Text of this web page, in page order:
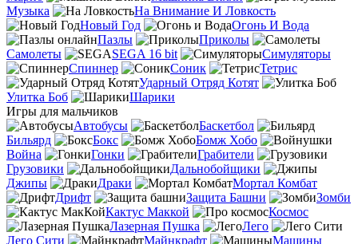
Музыка
На Внимание И Ловкость
Новый Год
Огонь И Вода
Пазлы
Приколы
Самолеты
SEGA 16 bit
Симуляторы
Спиннер
Соник
Тетрис
Ударный Отряд Котят
Улитка Боб
Шарики
Игры для мальчиков
Автобусы
Баскетбол
Бильярд
Бокс
Бомж Хобо
Война
Гонки
Грабители
Грузовики
Дальнобойщики
Джипы
Драки
Мортал Комбат
Дрифт
Защита Башни
Зомби
Кактус Маккой
Космос
Лазерная Пушка
Лего
Лего Сити
Майнкрафт
Машины